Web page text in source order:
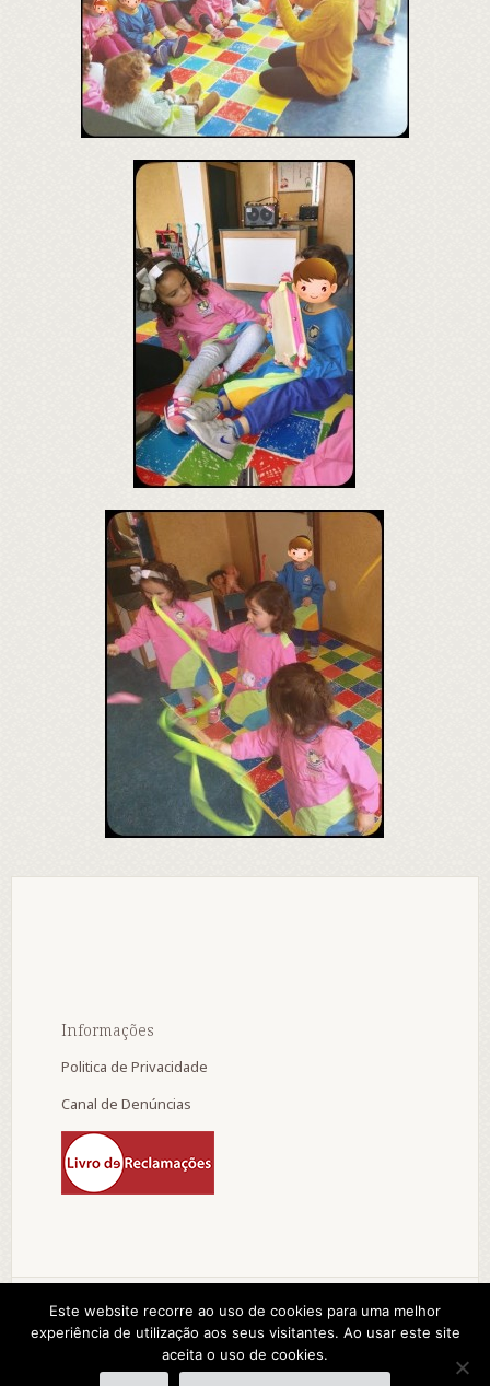
Informações
Politica de Privacidade
Canal de Denúncias
© 2015 A. D. Progresso e Vida da Tocha. by:
pedroferraz.com
Este website recorre ao uso de cookies para uma melhor
experiência de utilização aos seus visitantes. Ao usar este site
aceita o uso de cookies.